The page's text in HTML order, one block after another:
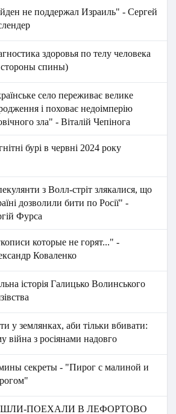
не поддержал Израиль" - Сергей
здоровья по телу человека
стороны спины)
село переживає велике
і поховає недоімперію
зла" - Віталій Чепінога
бурі в червні 2024 року
з Волл-стріт злякалися, що
дозволили бити по Росії" -
Фурса
которые не горят..." -
Коваленко
історія Галицько Волинського
у землянках, аби тільки вбивати:
війна з росіянами надовго
секреты - "Пирог с малиной и
ПОЕХАЛИ В ЛЕФОРТОВО